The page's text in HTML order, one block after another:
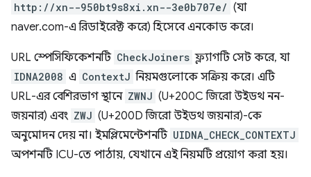
http://xn--950bt9s8xi.xn--3e0b707e/ (যা
naver.com-এ রিডাইরেক্ট করে) হিসেবে এনকোড করে।
URL স্পেসিফিকেশনটি CheckJoiners ফ্ল্যাগটি সেট করে, যা
IDNA2008 এ ContextJ নিয়মগুলোকে সক্রিয় করে। এটি
URL-এর বেশিরভাগ স্থানে ZWNJ (U+200C জিরো উইডথ নন-
জয়নার) এবং ZWJ (U+200D জিরো উইডথ জয়নার)-কে
অনুমোদন দেয় না। ইমপ্লিমেন্টেশনটি UIDNA_CHECK_CONTEXTJ
অপশনটি ICU-তে পাঠায়, যেখানে এই নিয়মটি প্রয়োগ করা হয়।